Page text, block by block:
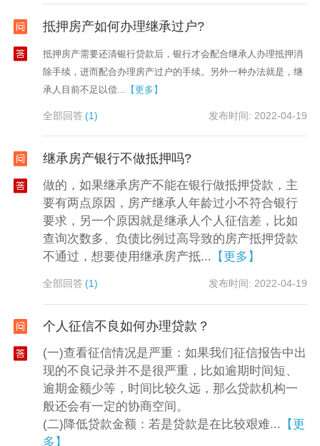
抵押房产如何办理继承过户?
抵押房产需要还清银行贷款后，银行才会配合继承人办理抵押消
除手续，进而配合办理房产过户的手续。另外一种办法就是，继
承人目前不足以偿... 【更多】
全部回答 (1) 发布时间: 2022-04-19
继承房产银行不做抵押吗?
做的，如果继承房产不能在银行做抵押贷款，主
要有两点原因，房产继承人年龄过小不符合银行
要求，另一个原因就是继承人个人征信差，比如
查询次数多、负债比例过高导致的房产抵押贷款
不通过，想要使用继承房产抵... 【更多】
全部回答 (1) 发布时间: 2022-04-19
个人征信不良如何办理贷款？
(一)查看征信情况是严重：如果我们征信报告中出
现的不良记录并不是很严重，比如逾期时间短、
逾期金额少等，时间比较久远，那么贷款机构一
般还会有一定的协商空间。
(二)降低贷款金额：若是贷款是在比较艰难... 【更
多】